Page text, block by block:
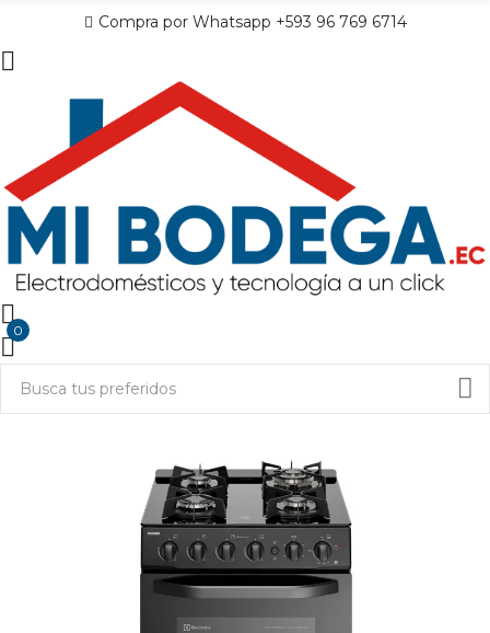
Compra por Whatsapp +593 96 769 6714
0